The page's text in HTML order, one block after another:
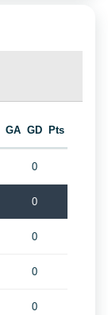
GA GD Pts
0
0
0
0
0